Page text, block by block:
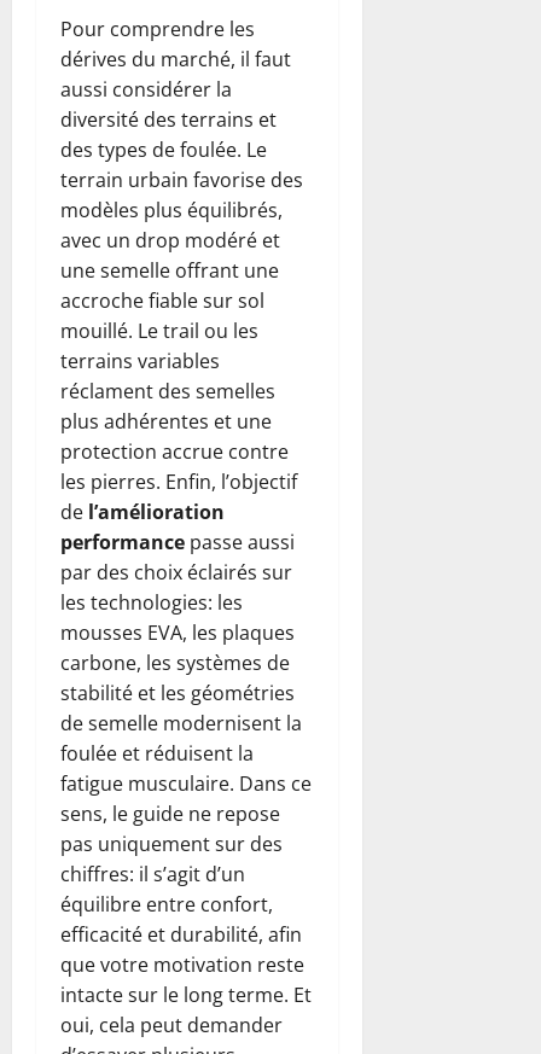
Pour comprendre les
dérives du marché, il faut
aussi considérer la
diversité des terrains et
des types de foulée. Le
terrain urbain favorise des
modèles plus équilibrés,
avec un drop modéré et
une semelle offrant une
accroche fiable sur sol
mouillé. Le trail ou les
terrains variables
réclament des semelles
plus adhérentes et une
protection accrue contre
les pierres. Enfin, l’objectif
de l’amélioration
performance passe aussi
par des choix éclairés sur
les technologies: les
mousses EVA, les plaques
carbone, les systèmes de
stabilité et les géométries
de semelle modernisent la
foulée et réduisent la
fatigue musculaire. Dans ce
sens, le guide ne repose
pas uniquement sur des
chiffres: il s’agit d’un
équilibre entre confort,
efficacité et durabilité, afin
que votre motivation reste
intacte sur le long terme. Et
oui, cela peut demander